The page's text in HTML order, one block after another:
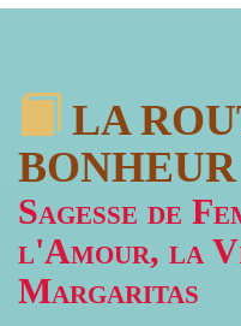
LA
BONHEUR
Sagesse de
l'Amour, la
Margaritas